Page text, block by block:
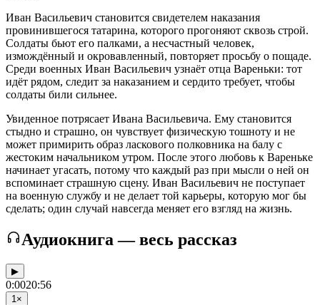
Иван Васильевич становится свидетелем наказания
провинившегося татарина, которого прогоняют сквозь строй.
Солдаты бьют его палками, а несчастный человек,
измождённый и окровавленный, повторяет просьбу о пощаде.
Среди военных Иван Васильевич узнаёт отца Вареньки: тот
идёт рядом, следит за наказанием и сердито требует, чтобы
солдаты били сильнее.
Увиденное потрясает Ивана Васильевича. Ему становится
стыдно и страшно, он чувствует физическую тошноту и не
может примирить образ ласкового полковника на балу с
жестоким начальником утром. После этого любовь к Вареньке
начинает угасать, потому что каждый раз при мысли о ней он
вспоминает страшную сцену. Иван Васильевич не поступает
на военную службу и не делает той карьеры, которую мог бы
сделать; один случай навсегда меняет его взгляд на жизнь.
Аудиокнига — весь рассказ
▶
0:0020:56
1×